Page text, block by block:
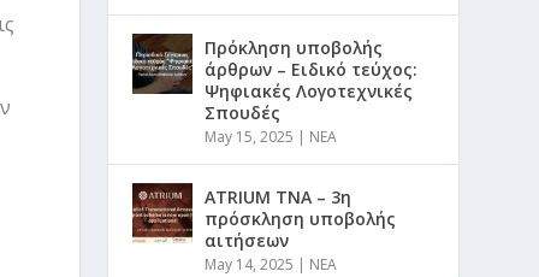
Πρόκληση υποβολής
άρθρων – Ειδικό τεύχος:
Ψηφιακές Λογοτεχνικές
Σπουδές
May 15, 2025 | NEA
ATRIUM TNA – 3η
πρόσκληση υποβολής
αιτήσεων
May 14, 2025 | NEA